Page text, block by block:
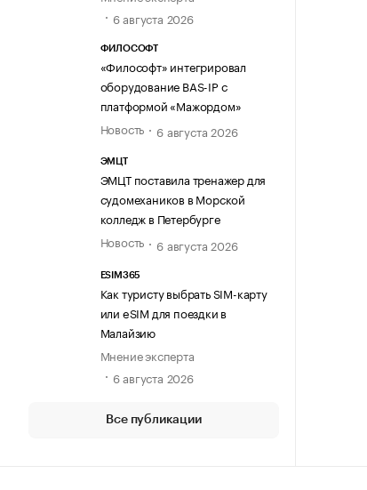
6 августа 2026
ФИЛОСОФТ
«Философт» интегрировал
оборудование BAS-IP с
платформой «Мажордом»
Новость
6 августа 2026
ЭМЦТ
ЭМЦТ поставила тренажер для
судомехаников в Морской
колледж в Петербурге
Новость
6 августа 2026
ESIM365
Как туристу выбрать SIM-карту
или eSIM для поездки в
Малайзию
Мнение эксперта
6 августа 2026
Все публикации